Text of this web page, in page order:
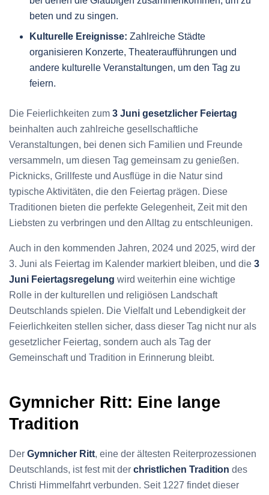
beten und zu singen.
Kulturelle Ereignisse: Zahlreiche Städte
organisieren Konzerte, Theateraufführungen und
andere kulturelle Veranstaltungen, um den Tag zu
feiern.
Die Feierlichkeiten zum 3 Juni gesetzlicher Feiertag
beinhalten auch zahlreiche gesellschaftliche
Veranstaltungen, bei denen sich Familien und Freunde
versammeln, um diesen Tag gemeinsam zu genießen.
Picknicks, Grillfeste und Ausflüge in die Natur sind
typische Aktivitäten, die den Feiertag prägen. Diese
Traditionen bieten die perfekte Gelegenheit, Zeit mit den
Liebsten zu verbringen und den Alltag zu entschleunigen.
Auch in den kommenden Jahren, 2024 und 2025, wird der
3. Juni als Feiertag im Kalender markiert bleiben, und die 3
Juni Feiertagsregelung wird weiterhin eine wichtige
Rolle in der kulturellen und religiösen Landschaft
Deutschlands spielen. Die Vielfalt und Lebendigkeit der
Feierlichkeiten stellen sicher, dass dieser Tag nicht nur als
gesetzlicher Feiertag, sondern auch als Tag der
Gemeinschaft und Tradition in Erinnerung bleibt.
Gymnicher Ritt: Eine lange
Tradition
Der Gymnicher Ritt, eine der ältesten Reiterprozessionen
Deutschlands, ist fest mit der christlichen Tradition des
Christi Himmelfahrt verbunden. Seit 1227 findet dieser